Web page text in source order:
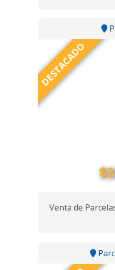
DESTACADO
Venta de